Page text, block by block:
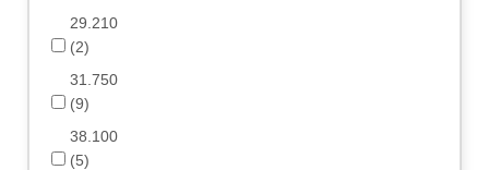
29.210
(2)
31.750
(9)
38.100
(5)